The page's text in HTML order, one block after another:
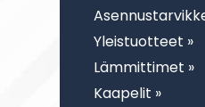
Yleistuotteet »
Lämmittimet »
Kaapelit »